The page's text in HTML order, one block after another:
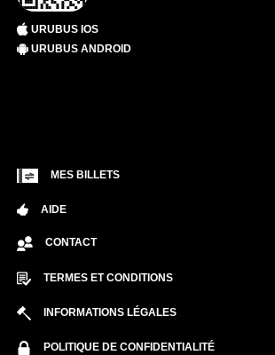
URUBUS IOS
URUBUS ANDROID
MES BILLETS
AIDE
CONTACT
TERMES ET CONDITIONS
INFORMATIONS LÉGALES
POLITIQUE DE CONFIDENTIALITÉ